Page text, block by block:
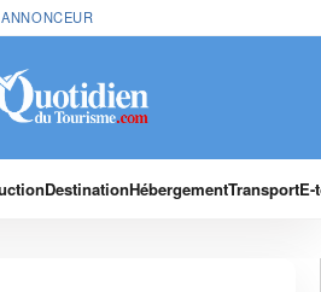
DestinationHébergementTransport